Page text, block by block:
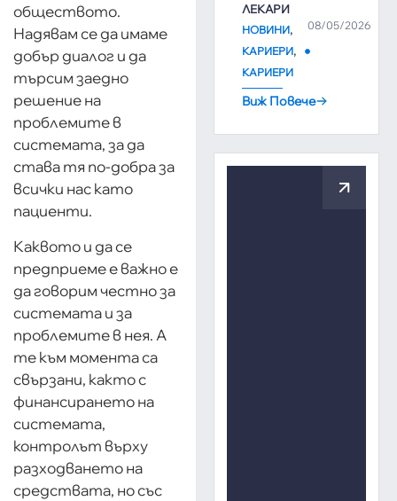
обществото.
Надявам се да имаме
добър диалог и да
търсим заедно
решение на
проблемите в
системата, за да
става тя по-добра за
всички нас като
пациенти.
Каквото и да се
предприеме е важно е
да говорим честно за
системата и за
проблемите в нея. А
те към момента са
свързани, както с
финансирането на
системата,
контролът върху
разходването на
средствата, но със
ЛЕКАРИ
08/05/2026
НОВИНИ,
КАРИЕРИ,
КАРИЕРИ
Виж Повече